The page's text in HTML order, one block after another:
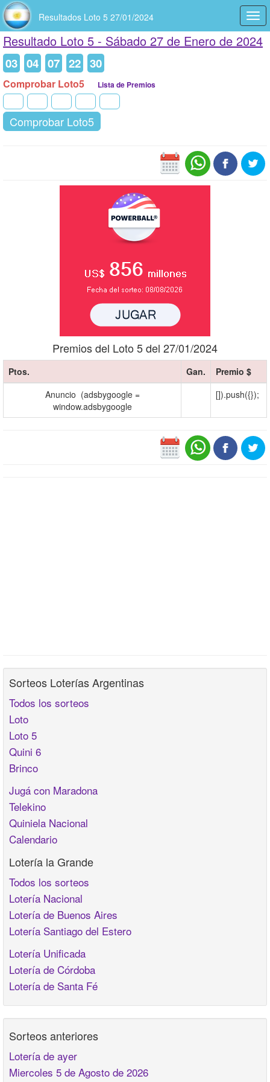
Resultados Loto 5 27/01/2024
Resultado Loto 5 - Sábado 27 de Enero de 2024
03 04 07 22 30
Comprobar Loto5 Lista de Premios
Comprobar Loto5
Premios del Loto 5 del 27/01/2024
Ptos. Gan.
Premio $
Anuncio (adsbygoogle =
window.adsbygoogle
[]).push({});
Sorteos Loterías Argentinas
Todos los sorteos
Loto
Loto 5
Quini 6
Brinco
Jugá con Maradona
Telekino
Quiniela Nacional
Calendario
Lotería la Grande
Todos los sorteos
Lotería Nacional
Lotería de Buenos Aires
Lotería Santiago del Estero
Lotería Unificada
Lotería de Córdoba
Lotería de Santa Fé
Sorteos anteriores
Lotería de ayer
Miercoles 5 de Agosto de 2026